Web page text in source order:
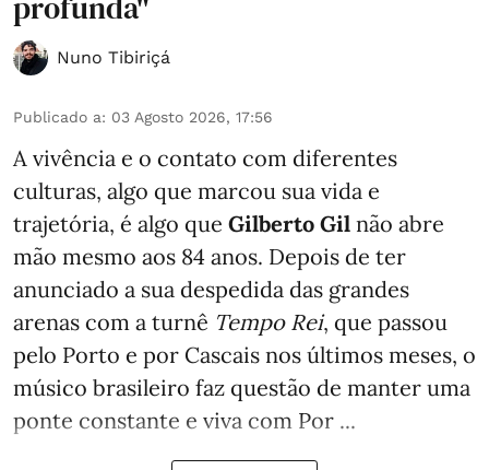
Nuno Tibiriçá
Publicado a: 03 Agosto 2026, 17:56
A vivência e o contato com diferentes
culturas, algo que marcou sua vida e
trajetória, é algo que Gilberto Gil não abre
mão mesmo aos 84 anos. Depois de ter
anunciado a sua despedida das grandes
arenas com a turnê Tempo Rei, que passou
pelo Porto e por Cascais nos últimos meses, o
músico brasileiro faz questão de manter uma
ponte constante e viva com Por ...